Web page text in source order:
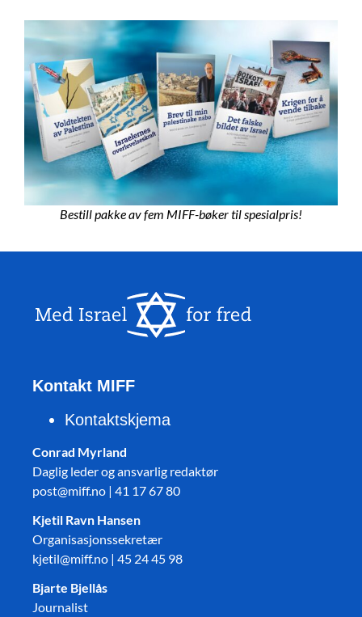
Bestill pakke av fem MIFF-bøker til spesialpris!
Kontakt MIFF
Kontaktskjema
Conrad Myrland
Daglig leder og ansvarlig redaktør
post@miff.no | 41 17 67 80
Kjetil Ravn Hansen
Organisasjonssekretær
kjetil@miff.no | 45 24 45 98
Bjarte Bjellås
Journalist